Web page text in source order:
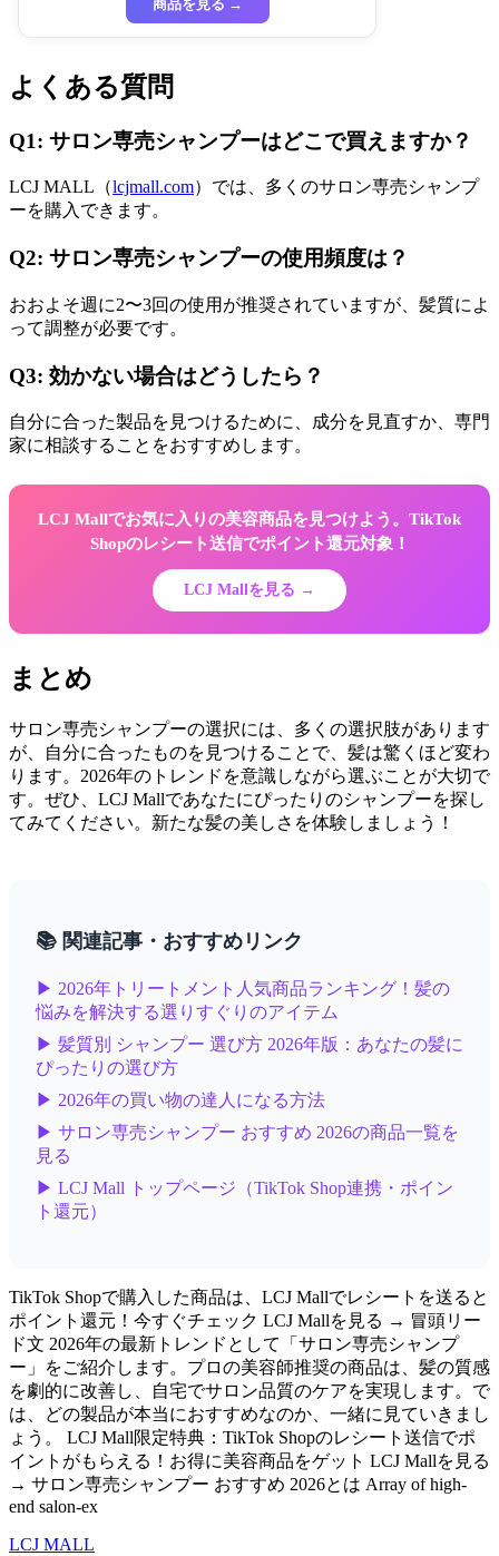
商品を見る →
よくある質問
Q1: サロン専売シャンプーはどこで買えますか？
LCJ MALL（lcjmall.com）では、多くのサロン専売シャンプ
ーを購入できます。
Q2: サロン専売シャンプーの使用頻度は？
おおよそ週に2〜3回の使用が推奨されていますが、髪質によ
って調整が必要です。
Q3: 効かない場合はどうしたら？
自分に合った製品を見つけるために、成分を見直すか、専門
家に相談することをおすすめします。
LCJ Mallでお気に入りの美容商品を見つけよう。TikTok
Shopのレシート送信でポイント還元対象！
LCJ Mallを見る →
まとめ
サロン専売シャンプーの選択には、多くの選択肢があります
が、自分に合ったものを見つけることで、髪は驚くほど変わ
ります。2026年のトレンドを意識しながら選ぶことが大切で
す。ぜひ、LCJ Mallであなたにぴったりのシャンプーを探し
てみてください。新たな髪の美しさを体験しましょう！
📚 関連記事・おすすめリンク
▶ 2026年トリートメント人気商品ランキング！髪の
悩みを解決する選りすぐりのアイテム
▶ 髪質別 シャンプー 選び方 2026年版：あなたの髪に
ぴったりの選び方
▶ 2026年の買い物の達人になる方法
▶ サロン専売シャンプー おすすめ 2026の商品一覧を
見る
▶ LCJ Mall トップページ（TikTok Shop連携・ポイン
ト還元）
TikTok Shopで購入した商品は、LCJ Mallでレシートを送ると
ポイント還元！今すぐチェック LCJ Mallを見る → 冒頭リー
ド文 2026年の最新トレンドとして「サロン専売シャンプ
ー」をご紹介します。プロの美容師推奨の商品は、髪の質感
を劇的に改善し、自宅でサロン品質のケアを実現します。で
は、どの製品が本当におすすめなのか、一緒に見ていきまし
ょう。 LCJ Mall限定特典：TikTok Shopのレシート送信でポ
イントがもらえる！お得に美容商品をゲット LCJ Mallを見る
→ サロン専売シャンプー おすすめ 2026とは Array of high-
end salon-ex
LCJ MALL